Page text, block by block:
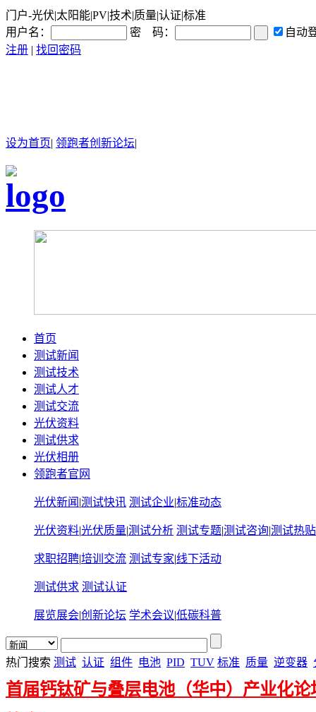
门户-光伏|太阳能|PV|技术|质量|认证|标准
用户名：
密 码：
自动
注册 | 找回密码
设为首页| 领跑者创新论坛|
首页
测试新闻
测试技术
测试人才
测试交流
光伏资料
测试供求
光伏相册
领跑者官网
光伏新闻 |测试快讯 测试企业|标准动态
光伏资料|光伏质量|测试分析 测试专题|测试咨询|测试热贴
求职招聘|培训交流 测试专家|线下活动
测试供求 测试认证
展览展会|创新论坛 学术会议|低碳科普
热门搜索 测试 认证 组件 电池 PID TUV 标准 质量 逆变器
首届钙钛矿与叠层电池（华中）产业化论